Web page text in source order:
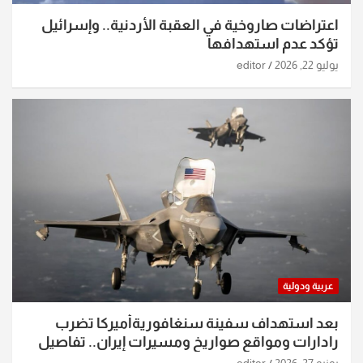
اعتراضات صاروخية في العقبة الأردنية.. وإسرائيل
تؤكد عدم استهدافها
يوليو 22, 2026 editor
عربية ودولية
بعد استهداف سفينة سنغافوريةأميركا تضرب
رادارات ومواقع صواريخ ومسيرات إيران.. تفاصيل